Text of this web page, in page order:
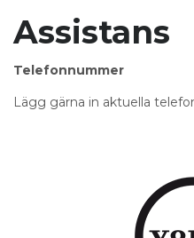
Assistans
Telefonnummer
Lägg gärna in aktuella